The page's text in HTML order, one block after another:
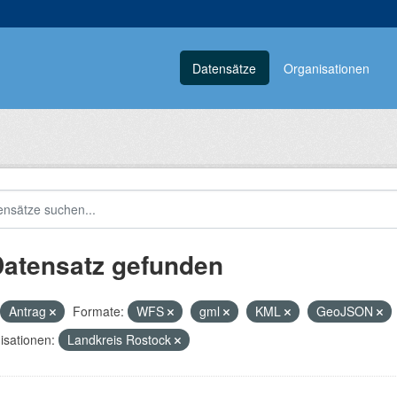
Datensätze Organisationen
gefunden
Antrag Formate: WFS gml KML
GeoJSON
Landkreis Rostock